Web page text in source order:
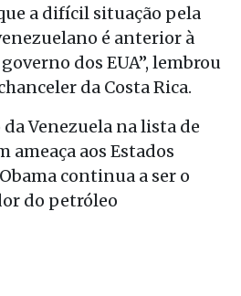
a difícil situação pela
é anterior à
dos EUA”, lembrou
da Costa Rica.
Venezuela na lista de
ameaça aos Estados
continua a ser o
do petróleo